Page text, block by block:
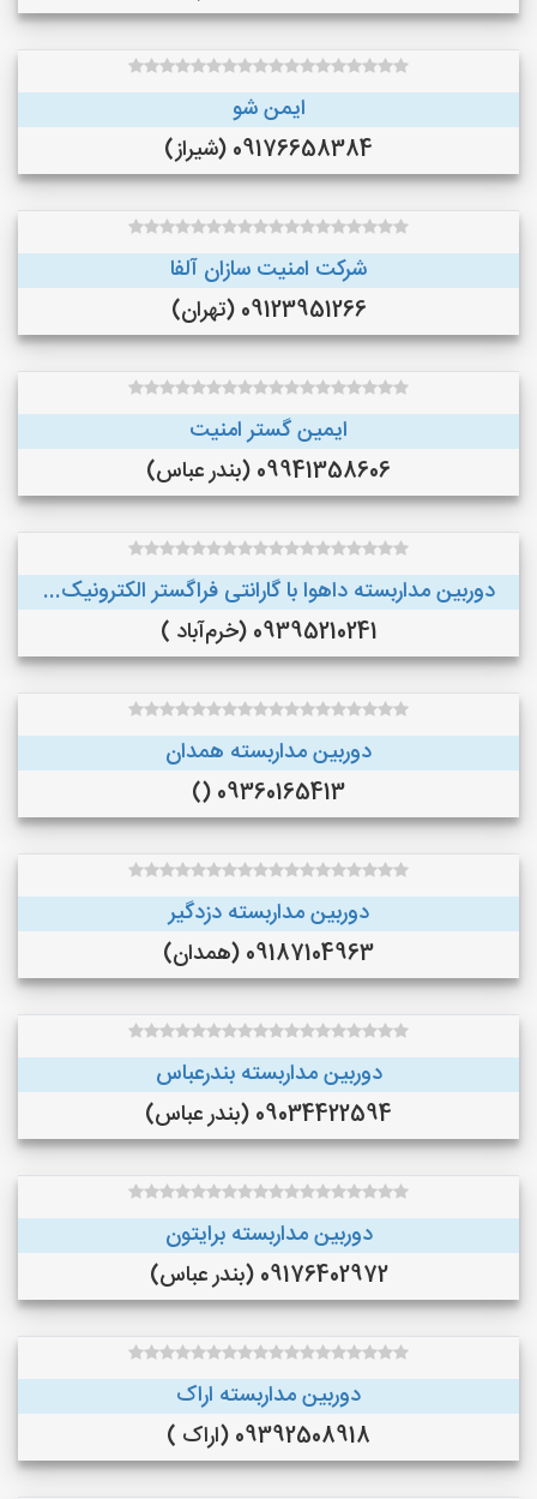
ایمن شو
09176658384 (شیراز)
شرکت امنیت سازان آلفا
09123951266 (تهران)
ایمین گستر امنیت
09941358606 (بندر عباس)
دوربین مداربسته داهوا با گارانتی فراگستر الکترونیک...
09395210241 (خرم‌آباد )
دوربین مداربسته همدان
09360165413 ()
دوربین مداربسته دزدگیر
09187104963 (همدان)
دوربین مداربسته بندرعباس
09034422594 (بندر عباس)
دوربین مداربسته برایتون
09176402972 (بندر عباس)
دوربین مداربسته اراک
09392508918 (اراک )